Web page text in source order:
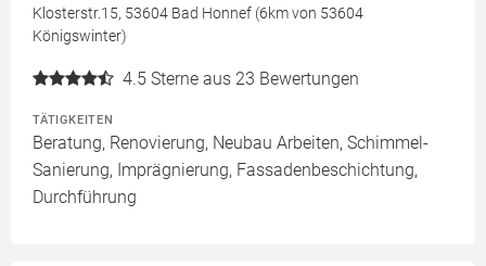
Klosterstr.15, 53604 Bad Honnef (6km von 53604
Königswinter)
4.5 Sterne aus 23 Bewertungen
TÄTIGKEITEN
Beratung, Renovierung, Neubau Arbeiten, Schimmel-
Sanierung, Imprägnierung, Fassadenbeschichtung,
Durchführung